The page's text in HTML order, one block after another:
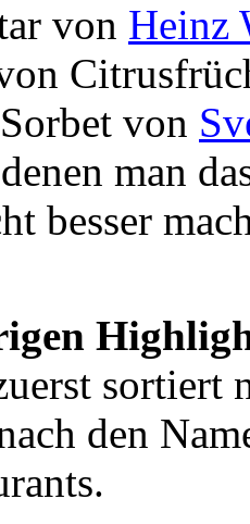
von Heinz
von
man
besser
sortiert
den